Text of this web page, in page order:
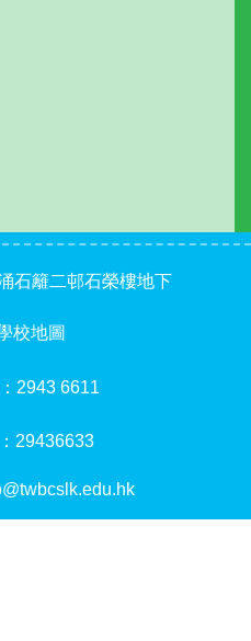
石籬二邨石榮樓地下
校地圖
2943 6611
29436633